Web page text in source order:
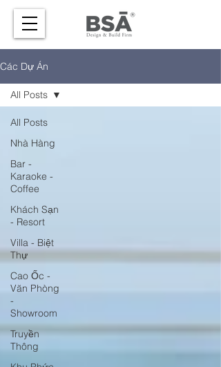
Các Dự Án
All Posts
Nhà Hàng
Bar -
Karaoke -
Coffee
Khách Sạn
- Resort
Villa - Biệt
Thự
Cao Ốc -
Văn Phòng
-
Showroom
Truyền
Thông
All Posts